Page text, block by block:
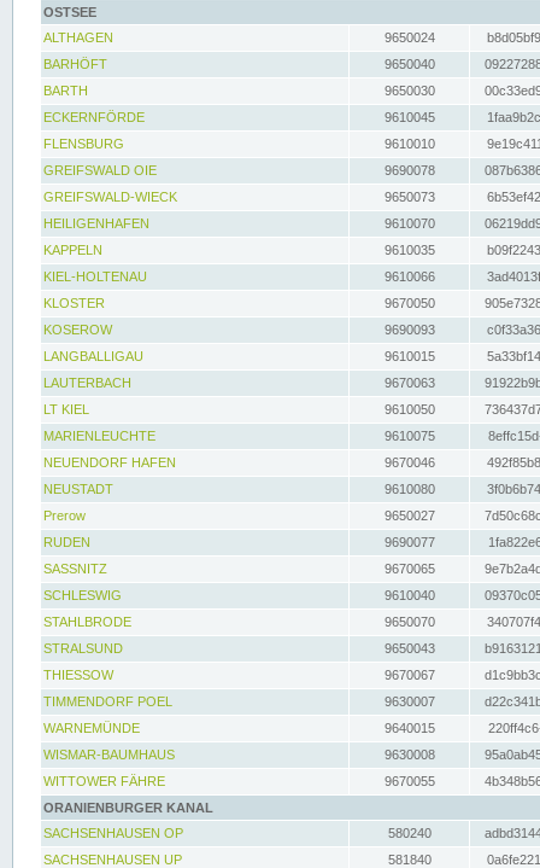
OSTSEE
ALTHAGEN
9650024
BARHÖFT
9650040
BARTH
9650030
ECKERNFÖRDE
9610045
FLENSBURG
9610010
GREIFSWALD OIE
9690078
GREIFSWALD-WIECK
9650073
HEILIGENHAFEN
9610070
KAPPELN
9610035
KIEL-HOLTENAU
9610066
KLOSTER
9670050
KOSEROW
9690093
LANGBALLIGAU
9610015
LAUTERBACH
9670063
LT KIEL
9610050
MARIENLEUCHTE
9610075
NEUENDORF HAFEN
9670046
NEUSTADT
9610080
Prerow
9650027
RUDEN
9690077
SASSNITZ
9670065
SCHLESWIG
9610040
STAHLBRODE
9650070
STRALSUND
9650043
THIESSOW
9670067
TIMMENDORF POEL
9630007
WARNEMÜNDE
9640015
WISMAR-BAUMHAUS
9630008
WITTOWER FÄHRE
9670055
ORANIENBURGER KANAL
SACHSENHAUSEN OP
580240
SACHSENHAUSEN UP
581840